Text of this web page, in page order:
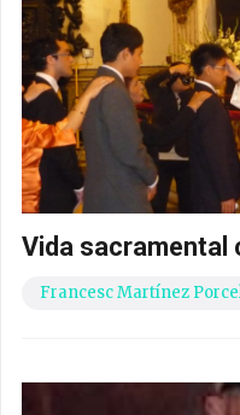
Vida sacramental
Francesc Martínez